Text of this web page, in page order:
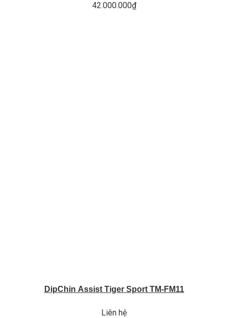
42.000.000₫
DipChin Assist Tiger Sport TM-FM11
Liên hệ